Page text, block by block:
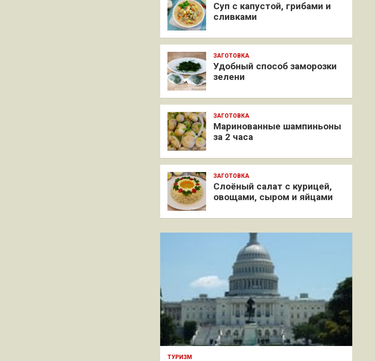
Суп с капустой, грибами и
сливками
ЗАГОТОВКА
Удобный способ заморозки
зелени
ЗАГОТОВКА
Маринованные шампиньоны
за 2 часа
ЗАГОТОВКА
Слоёный салат с курицей,
овощами, сыром и яйцами
ТУРИЗМ